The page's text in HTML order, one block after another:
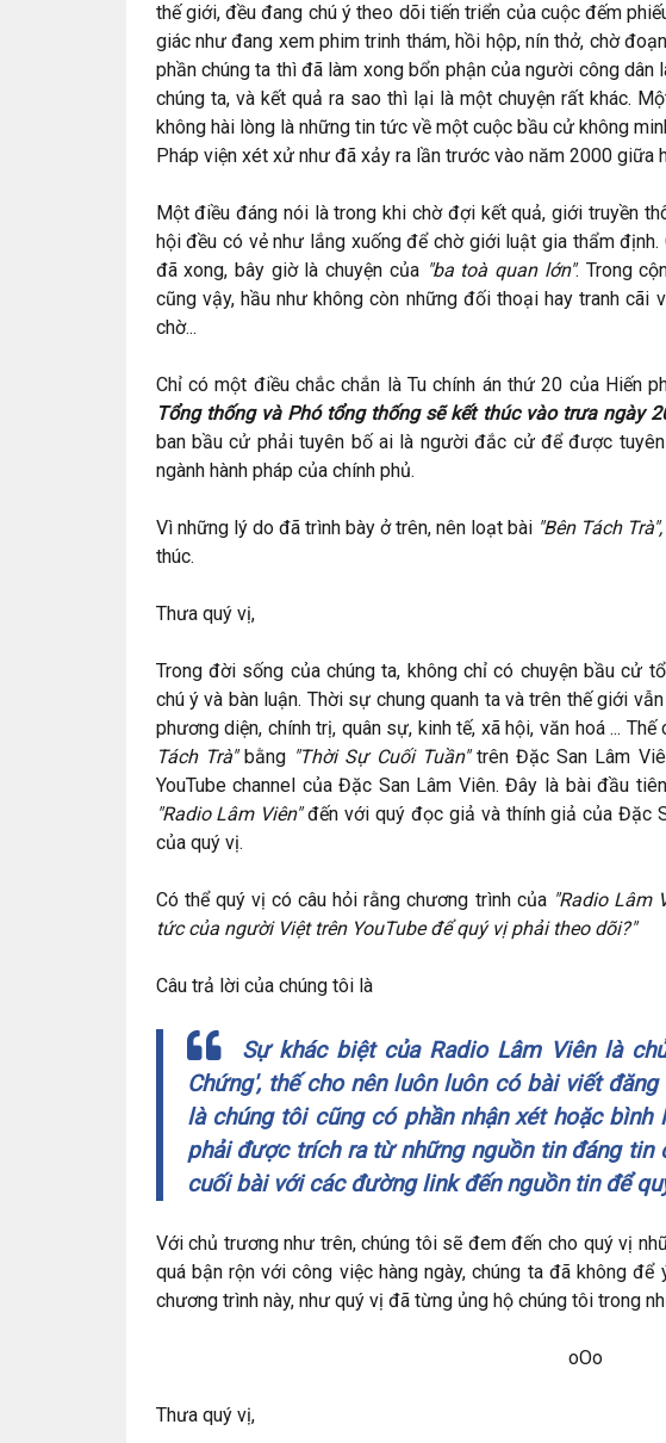
thế giới, đều đang chú ý theo dõi tiến triển của cuộc đếm
giác như đang xem phim trinh thám, hồi hộp, nín thở, chờ
phần chúng ta thì đã làm xong bổn phận của người công dân
chúng ta, và kết quả ra sao thì lại là một chuyện rất khác.
không hài lòng là những tin tức về một cuộc bầu cử không
Pháp viện xét xử như đã xảy ra lần trước vào năm 2000 giữa
Một điều đáng nói là trong khi chờ đợi kết quả, giới truyền
hội đều có vẻ như lắng xuống để chờ giới luật gia thẩm
đã xong, bây giờ là chuyện của "ba toà quan lớn". Trong
cũng vậy, hầu như không còn những đối thoại hay tranh
chờ...
Chỉ có một điều chắc chắn là Tu chính án thứ 20 của Hiến
Tổng thống và Phó tổng thống sẽ kết thúc vào trưa ngày
ban bầu cử phải tuyên bố ai là người đắc cử để được
ngành hành pháp của chính phủ.
Vì những lý do đã trình bày ở trên, nên loạt bài "Bên Tách Trà",
thúc.
Thưa quý vị,
Trong đời sống của chúng ta, không chỉ có chuyện bầu cử
chú ý và bàn luận. Thời sự chung quanh ta và trên thế giới
phương diện, chính trị, quân sự, kinh tế, xã hội, văn hoá ...
Tách Trà"bằng "Thời Sự Cuối Tuần"trên Đặc San Lâm
YouTube channel của Đặc San Lâm Viên. Đây là bài đầu
"Radio Lâm Viên"đến với quý đọc giả và thính giả của Đặc
của quý vị.
Có thể quý vị có câu hỏi rằng chương trình của "Radio Lâm
tức của người Việt trên YouTube để quý vị phải theo dõi?"
Câu trả lời của chúng tôi là
Sự khác biệt của Radio Lâm Viên là
Chứng', thế cho nên luôn luôn có bài viết
là chúng tôi cũng có phần nhận xét hoặc
phải được trích ra từ những nguồn tin đáng tin
cuối bài với các đường link đến nguồn tin để
Với chủ trương như trên, chúng tôi sẽ đem đến cho quý vị
quá bận rộn với công việc hàng ngày, chúng ta đã không
chương trình này, như quý vị đã từng ủng hộ chúng tôi trong
oOo
Thưa quý vị,